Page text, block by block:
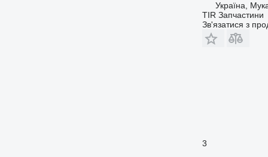
Україна,
TIR Запчастини
Зв'язатися з
3